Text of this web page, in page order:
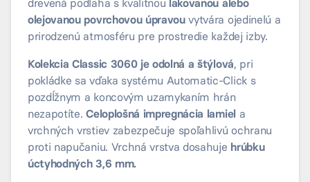
olejovanou povrchovou úpravouvytvára ojedinelú a
prirodzenú atmosféru pre prostredie každej izby.
Kolekcia Classic 3060 je odolná a štýlová, pri
pokládke sa vďaka systému Automatic-Click s
pozdĺžnym a koncovým uzamykaním hrán
nezapotíte.Celoplošná impregnácia lamiel a
vrchných vrstiev zabezpečuje spoľahlivú ochranu
proti napučaniu. Vrchná vrstva dosahuje hrúbku
úctyhodných 3,6 mm.